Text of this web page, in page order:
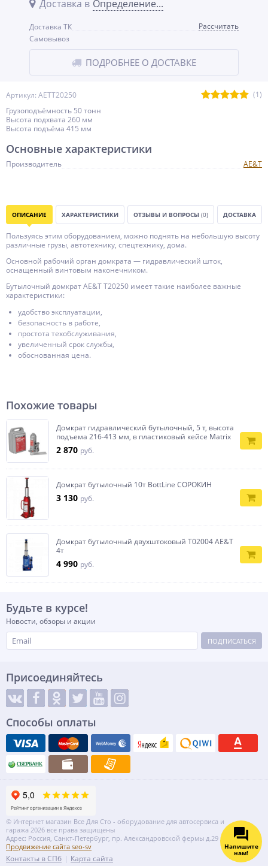
Артикул: AETT20250
(1)
Грузоподъёмность 50 тонн
Высота подxвата 260 мм
Высота подъёма 415 мм
Доставка в Определение...
Доставка ТК
Рассчитать
Самовывоз
ПОДРОБНЕЕ О ДОСТАВКЕ
Основные характеристики
Производитель AE&T
ОПИСАНИЕ ХАРАКТЕРИСТИКИ ОТЗЫВЫ И ВОПРОСЫ (0) ДОСТАВКА
Пользуясь этим оборудованием, можно поднять на небольшую высоту
различные грузы, автотехнику, спецтехнику, дома.
Основной рабочий орган домкрата — гидравлический шток,
оснащенный винтовым наконечником.
Бутылочный домкрат AE&T T20250 имеет такие наиболее важные
характеристики:
удобство эксплуатации,
безопасность в работе,
простота техобслуживания,
увеличенный срок службы,
обоснованная цена.
Похожие товары
Домкрат гидравлический бутылочный, 5 т, высота
подъема 216-413 мм, в пластиковый кейсе Matrix
2 870 руб.
Домкрат бутылочный 10т BottLine СОРОКИН
3 130 руб.
Домкрат бутылочный двухштоковый T02004 AE&T
4т
4 990 руб.
Будьте в курсе!
Новости, обзоры и акции
ПОДПИСАТЬСЯ
Присоединяйтесь
Способы оплаты
© Интернет магазин Все Для Сто - оборудование для автосервиса и
гаража 2026 все права защищены
Адрес: Россия, Санкт-Петербург, пр. Александровской фермы д.29 литер ВГ
Продвижение сайта seo-sv
Контакты в СПб Карта сайта
Напишите
нам!